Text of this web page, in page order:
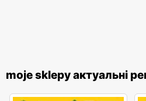
moje sklepy актуальні